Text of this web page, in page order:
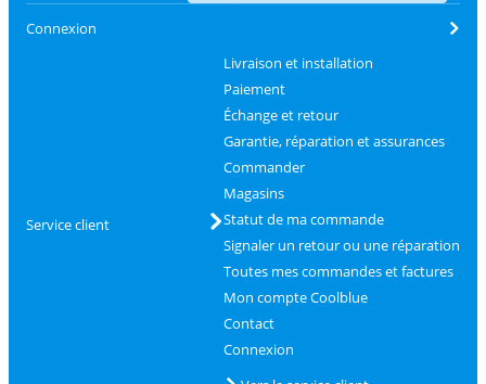
Connexion
Service client
Livraison et installation
Paiement
Échange et retour
Garantie, réparation et assurances
Commander
Magasins
Statut de ma commande
Signaler un retour ou une réparation
Toutes mes commandes et factures
Mon compte Coolblue
Contact
Connexion